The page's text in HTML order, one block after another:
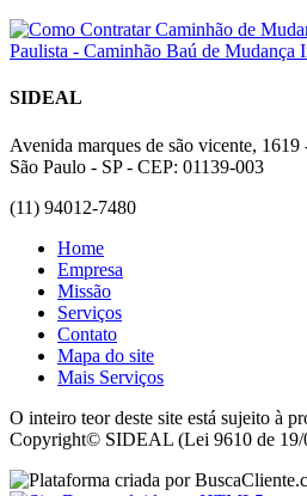
SIDEAL
Avenida marques de são vicente, 1619
São Paulo - SP - CEP: 01139-003
(11) 94012-7480
Home
Empresa
Missão
Serviços
Contato
Mapa do site
Mais Serviços
O inteiro teor deste site está sujeito à
Copyright© SIDEAL (Lei 9610 de 19/